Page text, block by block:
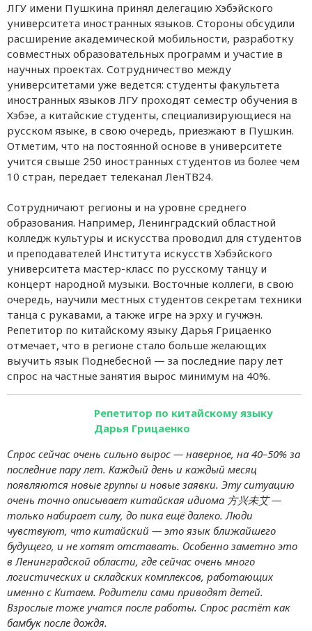
ЛГУ имени Пушкина принял делегацию Хэбэйского
университета иностранных языков. Стороны обсудили
расширение академической мобильности, разработку
совместных образовательных программ и участие в
научных проектах. Сотрудничество между
университетами уже ведется: студенты факультета
иностранных языков ЛГУ проходят семестр обучения в
Хэбэе, а китайские студенты, специализирующиеся на
русском языке, в свою очередь, приезжают в Пушкин.
Отметим, что на постоянной основе в университете
учится свыше 250 иностранных студентов из более чем
10 стран, передает телеканал ЛенТВ24.
Сотрудничают регионы и на уровне среднего
образования. Например, Ленинградский областной
колледж культуры и искусства проводил для студентов
и преподавателей Института искусств Хэбэйского
университета мастер-класс по русскому танцу и
концерт народной музыки. Восточные коллеги, в свою
очередь, научили местных студентов секретам техники
танца с рукавами, а также игре на эрху и гучжэн.
Репетитор по китайскому языку Дарья Грицаенко
отмечает, что в регионе стало больше желающих
выучить язык Поднебесной — за последние пару лет
спрос на частные занятия вырос минимум на 40%.
Репетитор по китайскому языку
Дарья Грицаенко
Спрос сейчас очень сильно вырос — наверное, на 40–50% за
последние пару лет. Каждый день и каждый месяц
появляются новые группы и новые заявки. Эту ситуацию
очень точно описывает китайская идиома 方兴未艾 —
только набирает силу, до пика ещё далеко. Люди
чувствуют, что китайский — это язык ближайшего
будущего, и не хотят отставать. Особенно заметно это
в Ленинградской области, где сейчас очень много
логистических и складских комплексов, работающих
именно с Китаем. Родители сами приводят детей.
Взрослые тоже учатся после работы. Спрос растёт как
бамбук после дождя.